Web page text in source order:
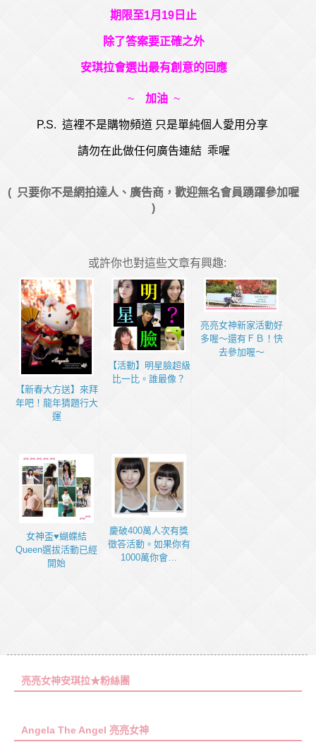
期限至1月19日止
除了答案要正確之外
安琪拉會選出最有創意的回應
~ 加油~
P.S. 這裡不是購物頻道 只是單純個人愛用分享
請勿在此做任何廣告連結 乖喔
( 只要你不是網拍達人、廣告商，歡迎無名會員踴躍參加喔
)
或許你也對這些文章有興趣:
【新春大方送】來拜
年吧！龍年猜題行大
運
【活動】明星臉超級
比一比。誰最像？
亮亮女神新家活動好
多喔～還有ＦＢ！快
去參加喔～
女神盃♥蝴蝶結
Queen選拔活動已經
開始
慶破400萬人次有獎
徵答活動。如果你有
1000萬你會…
亮亮女神安琪拉★粉絲團
Angela The Angel 亮亮女神